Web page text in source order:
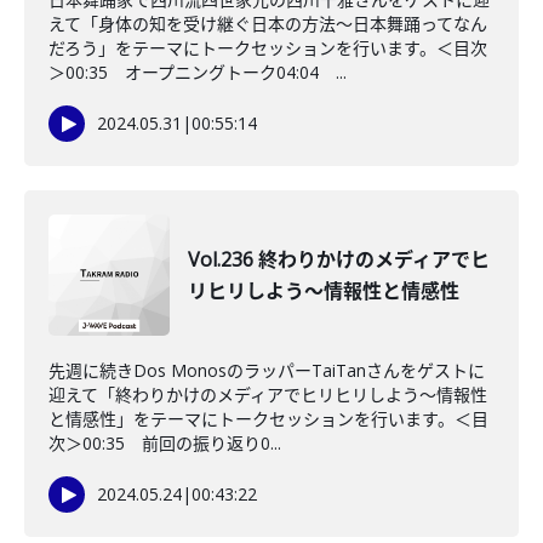
えて「身体の知を受け継ぐ日本の方法〜日本舞踊ってなん
だろう」をテーマにトークセッションを行います。＜目次
＞00:35 オープニングトーク04:04 ...
2024.05.31 |00:55:14
Vol.236 終わりかけのメディアでヒ
リヒリしよう〜情報性と情感性
先週に続きDos MonosのラッパーTaiTanさんをゲストに
迎えて「終わりかけのメディアでヒリヒリしよう〜情報性
と情感性」をテーマにトークセッションを行います。＜目
次＞00:35 前回の振り返り0...
2024.05.24|00:43:22